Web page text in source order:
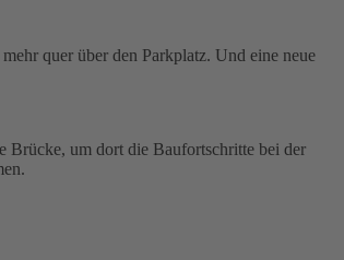
quer über den Parkplatz. Und eine neue
Brücke, um dort die Baufortschritte bei der